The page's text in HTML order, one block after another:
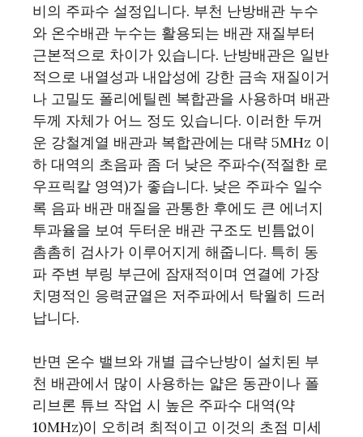
비의 주파수 설정입니다. 부천 난방배관 누수
와 온수배관 누수는 활용되는 배관 재질부터
근본적으로 차이가 있습니다. 난방배관은 일반
적으로 내열성과 내압성에 강한 금속 재질이거
나 고밀도 폴리에틸렌 복합관을 사용하며 배관
두께 자체가 어느 정도 있습니다. 이러한 두꺼
운 강철계열 배관과 복합관에는 대략 5MHz 이
하 대역의 초음파 좀 더 낮은 주파수(적절한 로
우프릭칼 영역)가 좋습니다. 낮은 주파수 일수
록 음파 배관 매질을 관통한 후에도 큰 에너지
투과율을 보여 두터운 배관 구조도 빈틈없이
촘촘히 검사가 이루어지게 해줍니다. 특히 동
파 주변 부링 부근에 잠재적이며 연결에 가장
치명적인 응력균열은 저주파에서 탁월히 드러
납니다.
반면 온수 밸브와 개별 급수난방이 설치된 부
천 배관에서 많이 사용하는 얇은 동관이나 폴
리브론 튜브 작업 시 높은 주파수 대역(약
10MHz)이 오히려 최적이고 이것의 초점 미세